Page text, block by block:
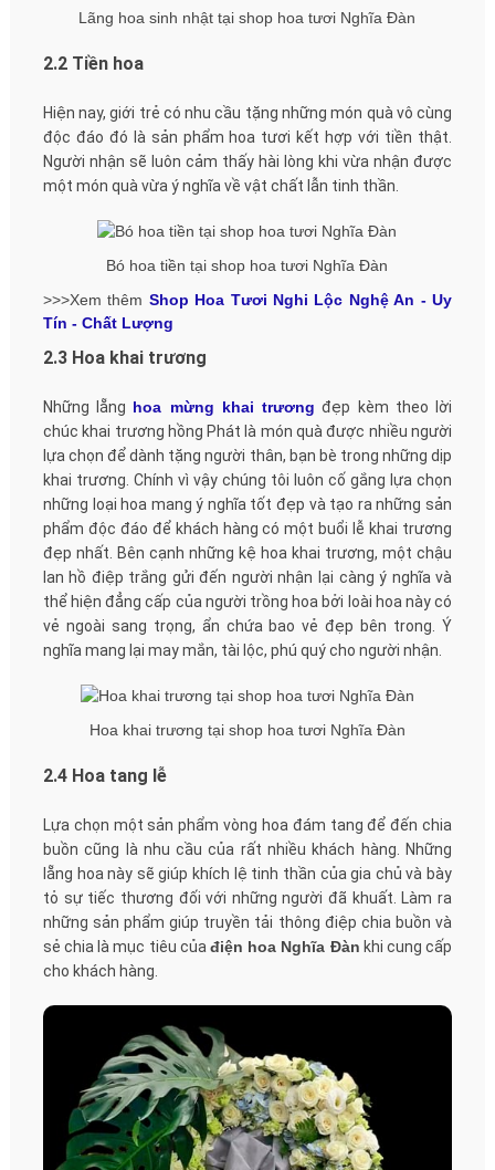
Lãng hoa sinh nhật tại shop hoa tươi Nghĩa Đàn
2.2 Tiền hoa
Hiện nay, giới trẻ có nhu cầu tặng những món quà vô cùng
độc đáo đó là sản phẩm hoa tươi kết hợp với tiền thật.
Người nhận sẽ luôn cảm thấy hài lòng khi vừa nhận được
một món quà vừa ý nghĩa về vật chất lẫn tinh thần.
Bó hoa tiền tại shop hoa tươi Nghĩa Đàn
>>>Xem thêm Shop Hoa Tươi Nghi Lộc Nghệ An - Uy
Tín - Chất Lượng
2.3 Hoa khai trương
Những lẵng hoa mừng khai trương đẹp kèm theo lời
chúc khai trương hồng Phát là món quà được nhiều người
lựa chọn để dành tặng người thân, bạn bè trong những dịp
khai trương. Chính vì vậy chúng tôi luôn cố gắng lựa chọn
những loại hoa mang ý nghĩa tốt đẹp và tạo ra những sản
phẩm độc đáo để khách hàng có một buổi lễ khai trương
đẹp nhất. Bên cạnh những kệ hoa khai trương, một chậu
lan hồ điệp trắng gửi đến người nhận lại càng ý nghĩa và
thể hiện đẳng cấp của người trồng hoa bởi loài hoa này có
vẻ ngoài sang trọng, ẩn chứa bao vẻ đẹp bên trong. Ý
nghĩa mang lại may mắn, tài lộc, phú quý cho người nhận.
Hoa khai trương tại shop hoa tươi Nghĩa Đàn
2.4 Hoa tang lễ
Lựa chọn một sản phẩm vòng hoa đám tang để đến chia
buồn cũng là nhu cầu của rất nhiều khách hàng. Những
lẵng hoa này sẽ giúp khích lệ tinh thần của gia chủ và bày
tỏ sự tiếc thương đối với những người đã khuất. Làm ra
những sản phẩm giúp truyền tải thông điệp chia buồn và
sẻ chia là mục tiêu của điện hoa Nghĩa Đàn khi cung cấp
cho khách hàng.